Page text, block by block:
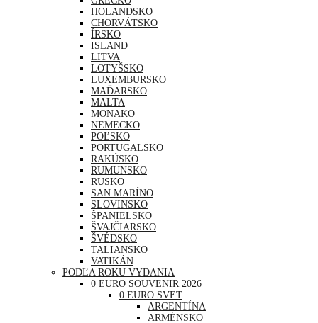
HOLANDSKO
CHORVÁTSKO
ÍRSKO
ISLAND
LITVA
LOTYŠSKO
LUXEMBURSKO
MAĎARSKO
MALTA
MONAKO
NEMECKO
POĽSKO
PORTUGALSKO
RAKÚSKO
RUMUNSKO
RUSKO
SAN MARÍNO
SLOVINSKO
ŠPANIELSKO
ŠVAJČIARSKO
ŠVÉDSKO
TALIANSKO
VATIKÁN
PODĽA ROKU VYDANIA
0 EURO SOUVENIR 2026
0 EURO SVET
ARGENTÍNA
ARMÉNSKO